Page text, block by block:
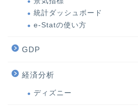
統計ダッシュボード
e-Statの使い方
GDP
経済分析
ディズニー